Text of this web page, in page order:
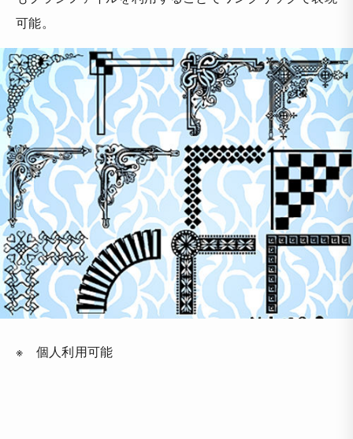
可能。
※ 個人利用可能